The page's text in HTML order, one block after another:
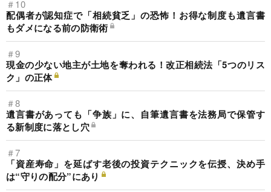
＃10
配偶者が認知症で「相続貧乏」の恐怖！お得な制度も遺言書
もダメになる前の防衛術
＃9
現金の少ない地主が土地を奪われる！改正相続法「5つのリス
ク」の正体
＃8
遺言書があっても「争族」に、自筆遺言書を法務局で保管す
る新制度に落とし穴
＃7
「資産寿命」を延ばす老後の投資テクニックを伝授、決め手
は“守りの配分”にあり